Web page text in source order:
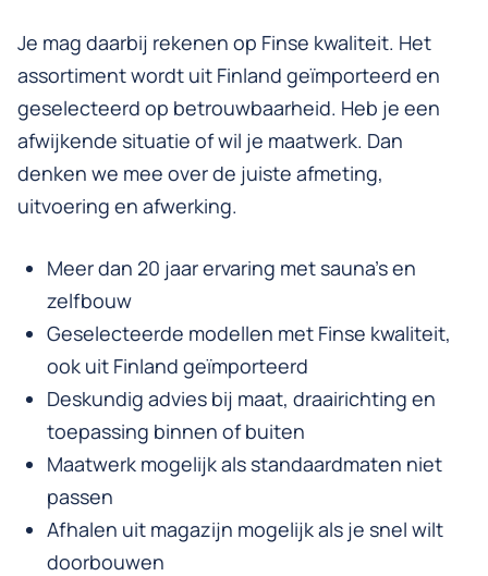
Je mag daarbij rekenen op Finse kwaliteit. Het
assortiment wordt uit Finland geïmporteerd en
geselecteerd op betrouwbaarheid. Heb je een
afwijkende situatie of wil je maatwerk. Dan
denken we mee over de juiste afmeting,
uitvoering en afwerking.
Meer dan 20 jaar ervaring met sauna’s en
zelfbouw
Geselecteerde modellen met Finse kwaliteit,
ook uit Finland geïmporteerd
Deskundig advies bij maat, draairichting en
toepassing binnen of buiten
Maatwerk mogelijk als standaardmaten niet
passen
Afhalen uit magazijn mogelijk als je snel wilt
doorbouwen